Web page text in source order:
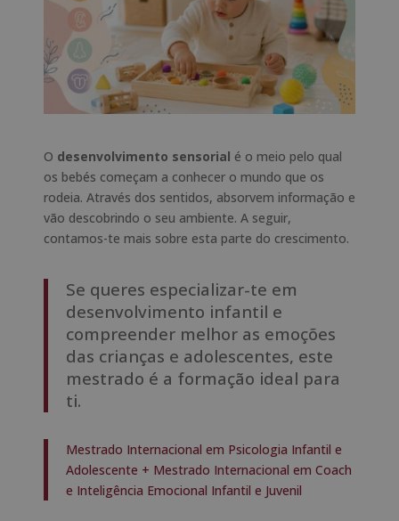
O desenvolvimento sensorial é o meio pelo qual
os bebés começam a conhecer o mundo que os
rodeia. Através dos sentidos, absorvem informação e
vão descobrindo o seu ambiente. A seguir,
contamos-te mais sobre esta parte do crescimento.
Se queres especializar-te em
desenvolvimento infantil e
compreender melhor as emoções
das crianças e adolescentes, este
mestrado é a formação ideal para
ti.
Mestrado Internacional em Psicologia Infantil e
Adolescente + Mestrado Internacional em Coach
e Inteligência Emocional Infantil e Juvenil